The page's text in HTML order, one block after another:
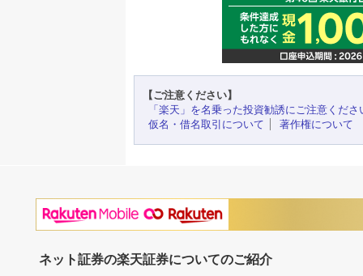
【ご注意ください】
「楽天」を名乗った投資勧誘にご注意くださ
仮名・借名取引について
著作権について
ネット証券の楽天証券についてのご紹介